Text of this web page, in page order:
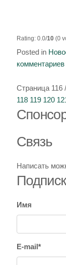
Rating: 0.0/10(0
Posted in
комментариевк
Страница 116
118 119 120
Связь
Написать
Имя
E-mail*